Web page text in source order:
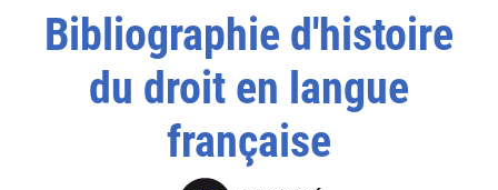
Bibliographie d'histoire
du droit en langue
française